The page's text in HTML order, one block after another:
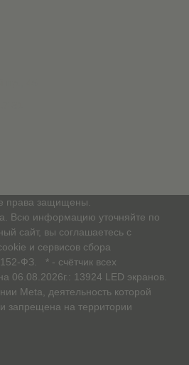
с
права защищены.
Всю информацию уточняйте по
сайт, вы соглашаетесь с
и сервисов сбора
ФЗ. * - счётчик всех
06.08.2026г.: 13924 LED экранов.
Meta, деятельность которой
запрещена на территории